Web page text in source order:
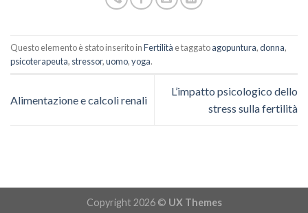
Questo elemento è stato inserito inFertilità e taggatoagopuntura,donna,
psicoterapeuta, stressor,uomo,yoga.
Alimentazione e calcoli renali
L’impatto psicologico dello
stress sulla fertilità
Copyright 2026 © UX Themes